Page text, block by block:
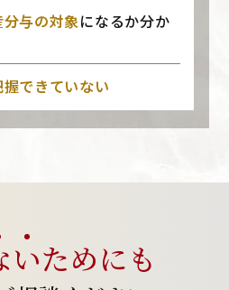
分与の対象になるか分か
握できていない
いためにも